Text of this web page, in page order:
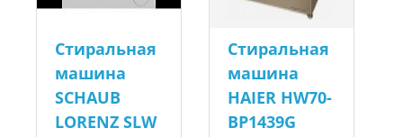
Стиральная
машина
SCHAUB
LORENZ SLW
Стиральная
машина
HAIER HW70-
BP1439G